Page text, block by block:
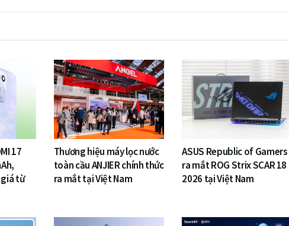
17
từ
Thương hiệu máy lọc nước
toàn cầu ANJIER chính thức
ra mắt tại Việt Nam
ASUS Republic of Gamers
ra mắt ROG Strix SCAR 18
2026 tại Việt Nam